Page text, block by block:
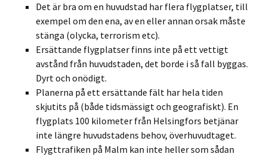
Det är bra om en huvudstad har flera flygplatser, till
exempel om den ena, av en eller annan orsak måste
stänga (olycka, terrorism etc).
Ersättande flygplatser finns inte på ett vettigt
avstånd från huvudstaden, det borde i så fall byggas.
Dyrt och onödigt.
Planerna på ett ersättande fält har hela tiden
skjutits på (både tidsmässigt och geografiskt). En
flygplats 100 kilometer från Helsingfors betjänar
inte längre huvudstadens behov, överhuvudtaget.
Flygttrafiken på Malm kan inte heller som sådan